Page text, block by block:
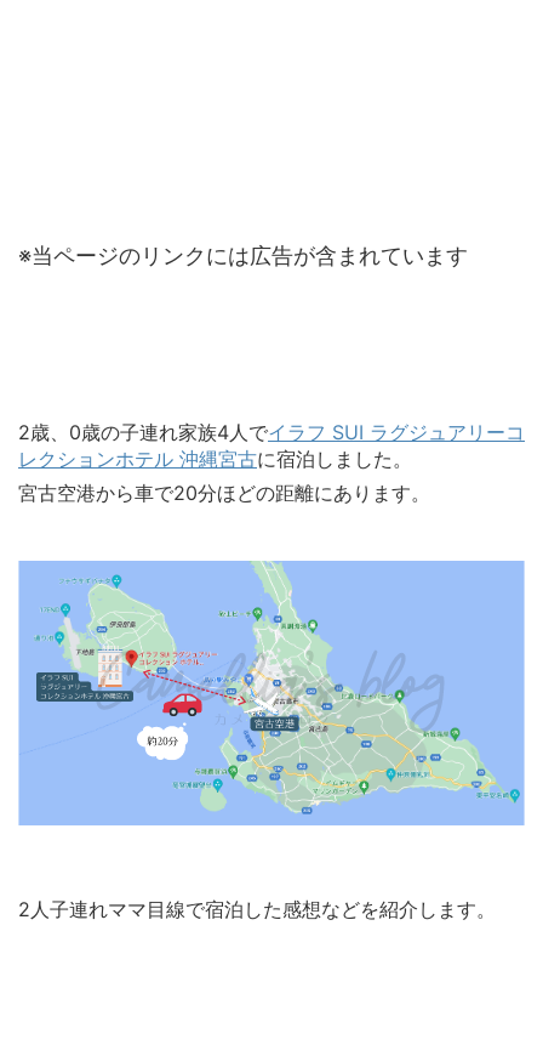
※当ページのリンクには広告が含まれています
2歳、0歳の子連れ家族4人でイラフ SUI ラグジュアリーコ
レクションホテル 沖縄宮古に宿泊しました。
宮古空港から車で20分ほどの距離にあります。
2人子連れママ目線で宿泊した感想などを紹介します。